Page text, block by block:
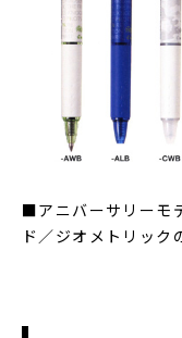
■アニバーサリーモ
ド／ジオメトリック